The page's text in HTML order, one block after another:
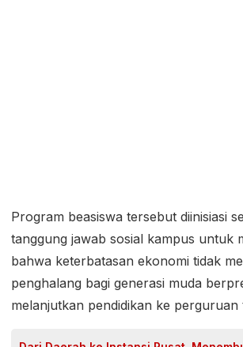
Program beasiswa tersebut diinisiasi
tanggung jawab sosial kampus untuk
bahwa keterbatasan ekonomi tidak
penghalang bagi generasi muda
melanjutkan pendidikan ke perguruan